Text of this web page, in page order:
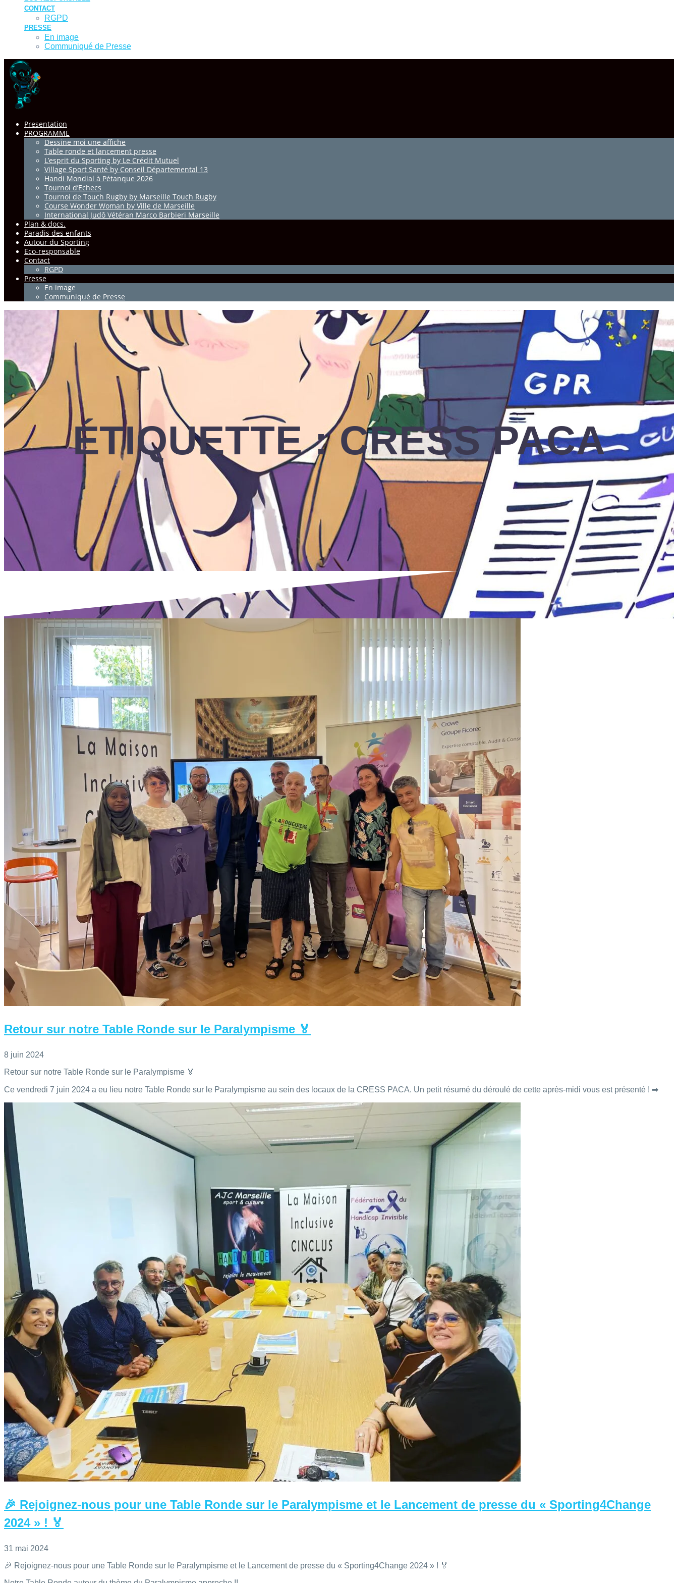
CONTACT
RGPD
PRESSE
En image
Communiqué de Presse
Presentation
PROGRAMME
Dessine moi une affiche
Table ronde et lancement presse
L’esprit du Sporting by Le Crédit Mutuel
Village Sport Santé by Conseil Départemental 13
Handi Mondial à Pétanque 2026
Tournoi d’Echecs
Tournoi de Touch Rugby by Marseille Touch Rugby
Course Wonder Woman by Ville de Marseille
International Judô Vétéran Marco Barbieri Marseille
Plan & docs.
Paradis des enfants
Autour du Sporting
Eco-responsable
Contact
RGPD
Presse
En image
Communiqué de Presse
ÉTIQUETTE :CRESS PACA
Retour sur notre Table Ronde sur le Paralympisme 🏅
8 juin 2024
Retour sur notre Table Ronde sur le Paralympisme 🏅
Ce vendredi 7 juin 2024 a eu lieu notre Table Ronde sur le Paralympisme au sein des locaux de la CRESS PACA. Un petit résumé du déroulé de cette après-midi vous est présenté ! ➡
🎉 Rejoignez-nous pour une Table Ronde sur le Paralympisme et le Lancement de presse du « Sporting4Change
2024 » ! 🏅
31 mai 2024
🎉 Rejoignez-nous pour une Table Ronde sur le Paralympisme et le Lancement de presse du « Sporting4Change 2024 » ! 🏅